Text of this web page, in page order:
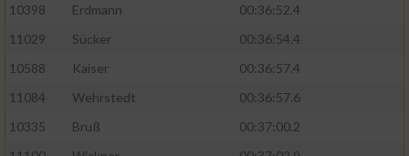
10398
Erdmann
00:36:52.4
11029
Sücker
00:36:54.4
10588
Kaiser
00:36:57.4
11084
Wehrstedt
00:36:57.6
10335
Bruß
00:37:00.2